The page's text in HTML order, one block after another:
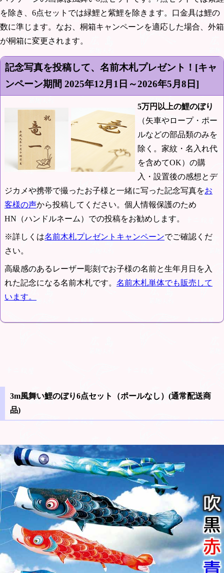
を除き、6点セットでは緑鯉と紫鯉を除きます。口金具は鯉の
数に準じます。なお、桐箱キャンペーンを適応した場合、外箱
が桐箱に変更されます。
記念写真を投稿して、名前木札プレゼント！[キャ
ンペーン期間 2025年12月1日～2026年5月8日]
5万円以上の鯉のぼり
（矢車やロープ・ポー
ルなどの部品類のみを
除く。家紋・名入れ代
を含めてOK）の購
入・設置後の感想とデ
ジカメや携帯で撮ったお子様と一緒に写った記念写真をお
客様の声から投稿してください。個人情報保護のため
HN（ハンドルネーム）での投稿をお勧めします。
※詳しくは名前木札プレゼントキャンペーンでご確認くだ
さい。
高級感のあるレーザー彫刻でお子様の名前と生年月日を入
れた記念になる名前木札です。 名前木札単体でも販売して
います。
3m風舞い鯉のぼり6点セット（ポールなし）(通常配送商
品)